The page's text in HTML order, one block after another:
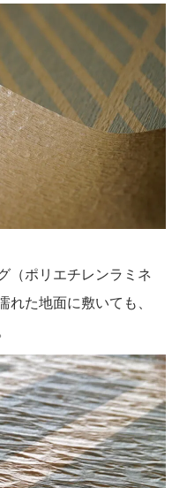
（ポリエチレンラミネ
れた地面に敷いても、